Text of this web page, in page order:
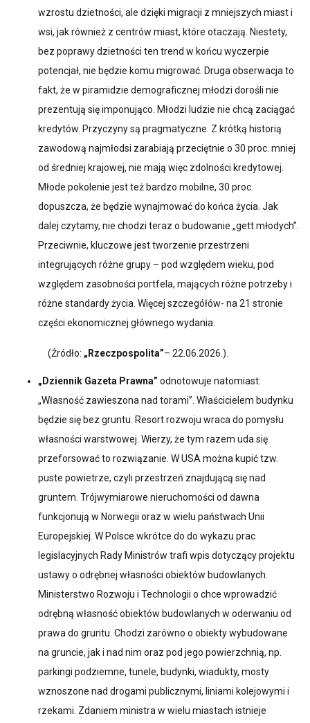
wzrostu dzietności, ale dzięki migracji z mniejszych miast i
wsi, jak również z centrów miast, które otaczają. Niestety,
bez poprawy dzietności ten trend w końcu wyczerpie
potencjał, nie będzie komu migrować. Druga obserwacja to
fakt, że w piramidzie demograficznej młodzi dorośli nie
prezentują się imponująco. Młodzi ludzie nie chcą zaciągać
kredytów. Przyczyny są pragmatyczne. Z krótką historią
zawodową najmłodsi zarabiają przeciętnie o 30 proc. mniej
od średniej krajowej, nie mają więc zdolności kredytowej.
Młode pokolenie jest też bardzo mobilne, 30 proc.
dopuszcza, że będzie wynajmować do końca życia. Jak
dalej czytamy, nie chodzi teraz o budowanie „gett młodych”.
Przeciwnie, kluczowe jest tworzenie przestrzeni
integrujących różne grupy – pod względem wieku, pod
względem zasobności portfela, mających różne potrzeby i
różne standardy życia. Więcej szczegółów- na 21 stronie
części ekonomicznej głównego wydania.
(Źródło: „Rzeczpospolita”– 22.06.2026.).
„Dziennik Gazeta Prawna” odnotowuje natomiast:
„Własność zawieszona nad torami”. Właścicielem budynku
będzie się bez gruntu. Resort rozwoju wraca do pomysłu
własności warstwowej. Wierzy, że tym razem uda się
przeforsować to rozwiązanie. W USA można kupić tzw.
puste powietrze, czyli przestrzeń znajdującą się nad
gruntem. Trójwymiarowe nieruchomości od dawna
funkcjonują w Norwegii oraz w wielu państwach Unii
Europejskiej. W Polsce wkrótce do do wykazu prac
legislacyjnych Rady Ministrów trafi wpis dotyczący projektu
ustawy o odrębnej własności obiektów budowlanych.
Ministerstwo Rozwoju i Technologii o chce wprowadzić
odrębną własność obiektów budowlanych w oderwaniu od
prawa do gruntu. Chodzi zarówno o obiekty wybudowane
na gruncie, jak i nad nim oraz pod jego powierzchnią, np.
parkingi podziemne, tunele, budynki, wiadukty, mosty
wznoszone nad drogami publicznymi, liniami kolejowymi i
rzekami. Zdaniem ministra w wielu miastach istnieje